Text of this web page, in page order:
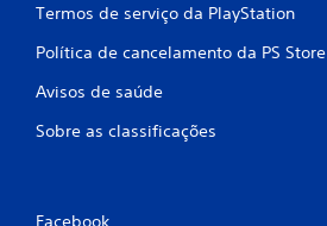
Termos de serviço da PlayStation
Política de cancelamento da PS Store
Avisos de saúde
Sobre as classificações
Facebook